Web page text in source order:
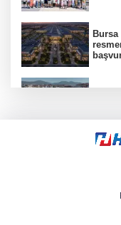
İzmir